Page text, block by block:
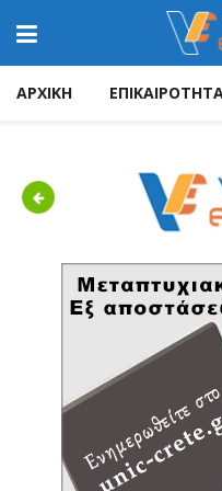
ΑΡΧΙΚΗ
Previous